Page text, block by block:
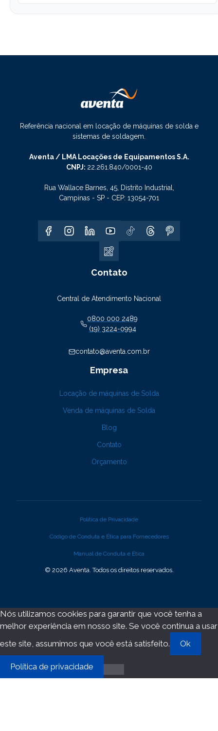
Referência nacional em locação de máquinas de solda e
sistemas de soldagem.
Aventa / LMA Locações de Equipamentos S.A.
CNPJ: 22.261.840/0001-40
Rua Wallace Barnes, 45, Distrito Industrial,
Campinas - SP - CEP: 13054-701
Contato
Central de Atendimento Nacional
0800 000 2489
(19) 3224-0994
contato@aventa.com.br
Empresa
Locação de máquinas de Solda
Venda de máquinas de Solda
Blog
Contato
Orçamento
© 2026 Aventa. Todos os direitos reservados.
Política de Privacidade
Código de Conduta e Ética para Fornecedores
Manual de Conduta e Ética
Nós utilizamos cookies para garantir que você tenha a
melhor experiência em nosso site. Se você continua a usar
este site, assumimos que você está satisfeito.
Ok
Política de privacidade